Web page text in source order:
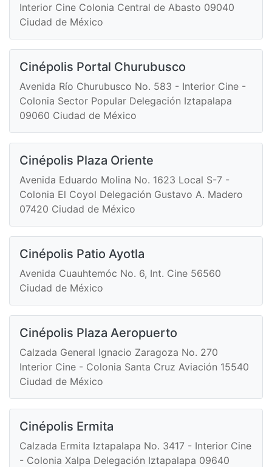
Interior Cine Colonia Central de Abasto 09040
Ciudad de México
Cinépolis Portal Churubusco
Avenida Río Churubusco No. 583 - Interior Cine -
Colonia Sector Popular Delegación Iztapalapa
09060 Ciudad de México
Cinépolis Plaza Oriente
Avenida Eduardo Molina No. 1623 Local S-7 -
Colonia El Coyol Delegación Gustavo A. Madero
07420 Ciudad de México
Cinépolis Patio Ayotla
Avenida Cuauhtemóc No. 6, Int. Cine 56560
Ciudad de México
Cinépolis Plaza Aeropuerto
Calzada General Ignacio Zaragoza No. 270
Interior Cine - Colonia Santa Cruz Aviación 15540
Ciudad de México
Cinépolis Ermita
Calzada Ermita Iztapalapa No. 3417 - Interior Cine
- Colonia Xalpa Delegación Iztapalapa 09640